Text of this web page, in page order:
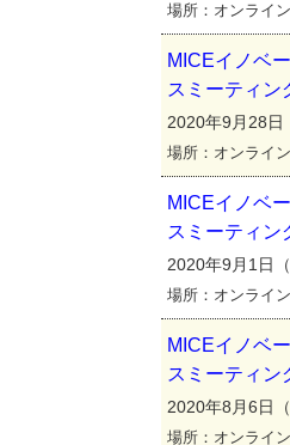
場所：オンライ
MICEイノベ
スミーティン
2020年9月28
場所：オンライン
MICEイノベ
スミーティン
2020年9月1日
場所：オンライン
MICEイノベ
スミーティン
2020年8月6日
場所：オンライ